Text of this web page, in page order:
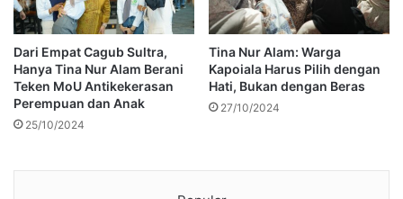
Dari Empat Cagub Sultra,
Hanya Tina Nur Alam Berani
Teken MoU Antikekerasan
Perempuan dan Anak
25/10/2024
Tina Nur Alam: Warga
Kapoiala Harus Pilih dengan
Hati, Bukan dengan Beras
27/10/2024